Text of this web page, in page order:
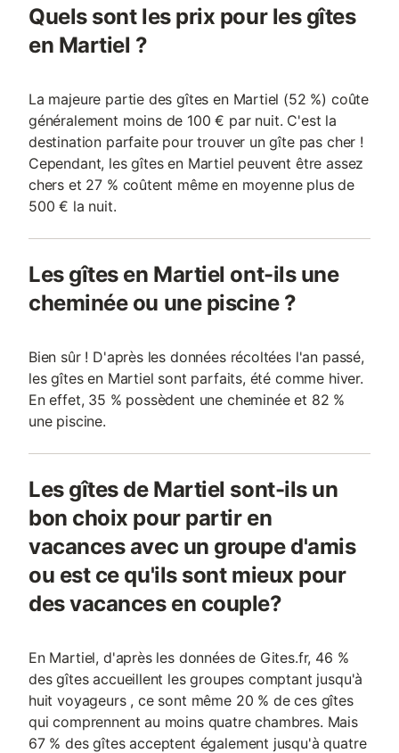
Quels sont les prix pour les gîtes
en Martiel ?
La majeure partie des gîtes en Martiel (52 %) coûte
généralement moins de 100 € par nuit. C'est la
destination parfaite pour trouver un gîte pas cher !
Cependant, les gîtes en Martiel peuvent être assez
chers et 27 % coûtent même en moyenne plus de
500 € la nuit.
Les gîtes en Martiel ont-ils une
cheminée ou une piscine ?
Bien sûr ! D'après les données récoltées l'an passé,
les gîtes en Martiel sont parfaits, été comme hiver.
En effet, 35 % possèdent une cheminée et 82 %
une piscine.
Les gîtes de Martiel sont-ils un
bon choix pour partir en
vacances avec un groupe d'amis
ou est ce qu'ils sont mieux pour
des vacances en couple?
En Martiel, d'après les données de Gites.fr, 46 %
des gîtes accueillent les groupes comptant jusqu'à
huit voyageurs , ce sont même 20 % de ces gîtes
qui comprennent au moins quatre chambres. Mais
67 % des gîtes acceptent également jusqu'à quatre